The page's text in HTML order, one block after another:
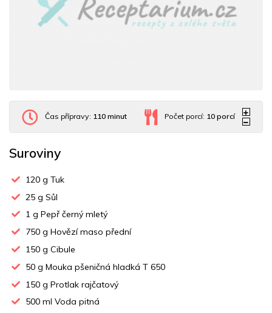
Čas přípravy: 110 minut Počet porcí: 10 porcí
Suroviny
120 g Tuk
25 g Sůl
1 g Pepř černý mletý
750 g Hovězí maso přední
150 g Cibule
50 g Mouka pšeničná hladká T 650
150 g Protlak rajčatový
500 ml Voda pitná